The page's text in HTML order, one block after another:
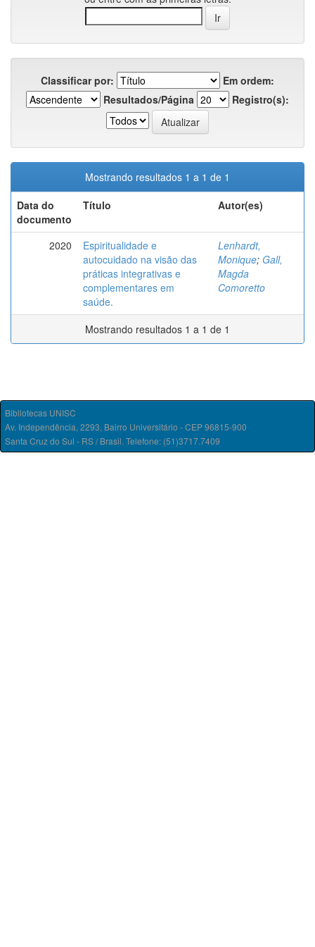
Classificar por:
Em ordem:
Resultados/Página
Registro(s):
Mostrando resultados 1 a 1 de 1
Data do
documento
Título Autor(es)
2020
Espiritualidade e
autocuidado na visão das
práticas integrativas e
complementares em
saúde.
Lenhardt,
Monique; Gall,
Magda
Comoretto
Mostrando resultados 1 a 1 de 1
Bibliotecas UNISC
Av. Independência, 2293, Bairro Universitário - CEP 96815-900
Santa Cruz do Sul - RS / Brasil. Telefone: (51)3717.7409